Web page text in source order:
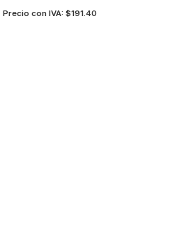
Precio con IVA: $191.40